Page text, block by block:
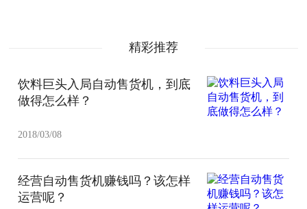
精彩推荐
饮料巨头入局自动售货机，到底
做得怎么样？
2018/03/08
经营自动售货机赚钱吗？该怎样
运营呢？